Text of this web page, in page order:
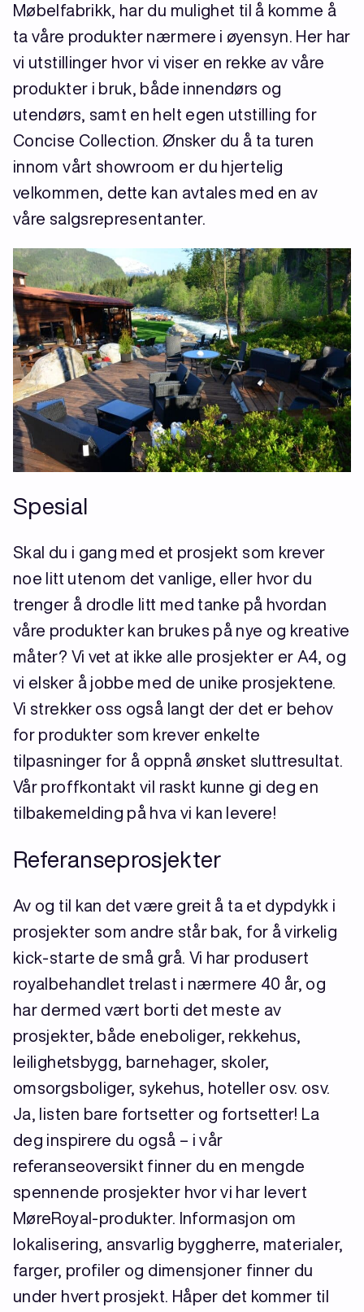
Møbelfabrikk, har du mulighet til å komme å
ta våre produkter nærmere i øyensyn. Her har
vi utstillinger hvor vi viser en rekke av våre
produkter i bruk, både innendørs og
utendørs, samt en helt egen utstilling for
Concise Collection. Ønsker du å ta turen
innom vårt showroom er du hjertelig
velkommen, dette kan avtales med en av
våre salgsrepresentanter.
Spesial
Skal du i gang med et prosjekt som krever
noe litt utenom det vanlige, eller hvor du
trenger å drodle litt med tanke på hvordan
våre produkter kan brukes på nye og kreative
måter? Vi vet at ikke alle prosjekter er A4, og
vi elsker å jobbe med de unike prosjektene.
Vi strekker oss også langt der det er behov
for produkter som krever enkelte
tilpasninger for å oppnå ønsket sluttresultat.
Vår proffkontakt vil raskt kunne gi deg en
tilbakemelding på hva vi kan levere!
Referanseprosjekter
Av og til kan det være greit å ta et dypdykk i
prosjekter som andre står bak, for å virkelig
kick-starte de små grå. Vi har produsert
royalbehandlet trelast i nærmere 40 år, og
har dermed vært borti det meste av
prosjekter, både eneboliger, rekkehus,
leilighetsbygg, barnehager, skoler,
omsorgsboliger, sykehus, hoteller osv. osv.
Ja, listen bare fortsetter og fortsetter! La
deg inspirere du også – i vår
referanseoversikt finner du en mengde
spennende prosjekter hvor vi har levert
MøreRoyal-produkter. Informasjon om
lokalisering, ansvarlig byggherre, materialer,
farger, profiler og dimensjoner finner du
under hvert prosjekt. Håper det kommer til